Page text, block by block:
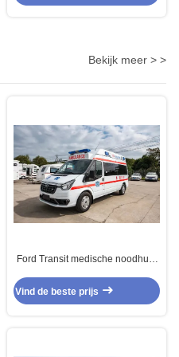
handgeschakelde transmissie
Bekijk meer > >
Ford Transit medische noodhulp
Vind de beste prijs